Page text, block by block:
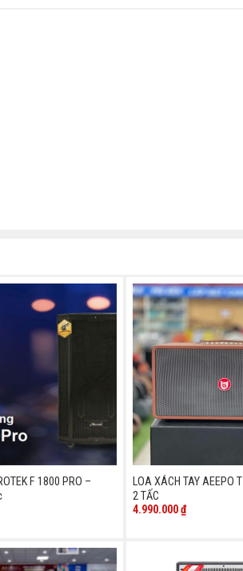
F 1800 PRO –
LOA XÁCH TAY AEEPO
2 TẤC
4.990.000₫